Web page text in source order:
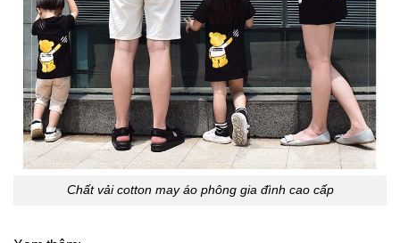
Chất vải cotton may áo phông gia đình cao cấp